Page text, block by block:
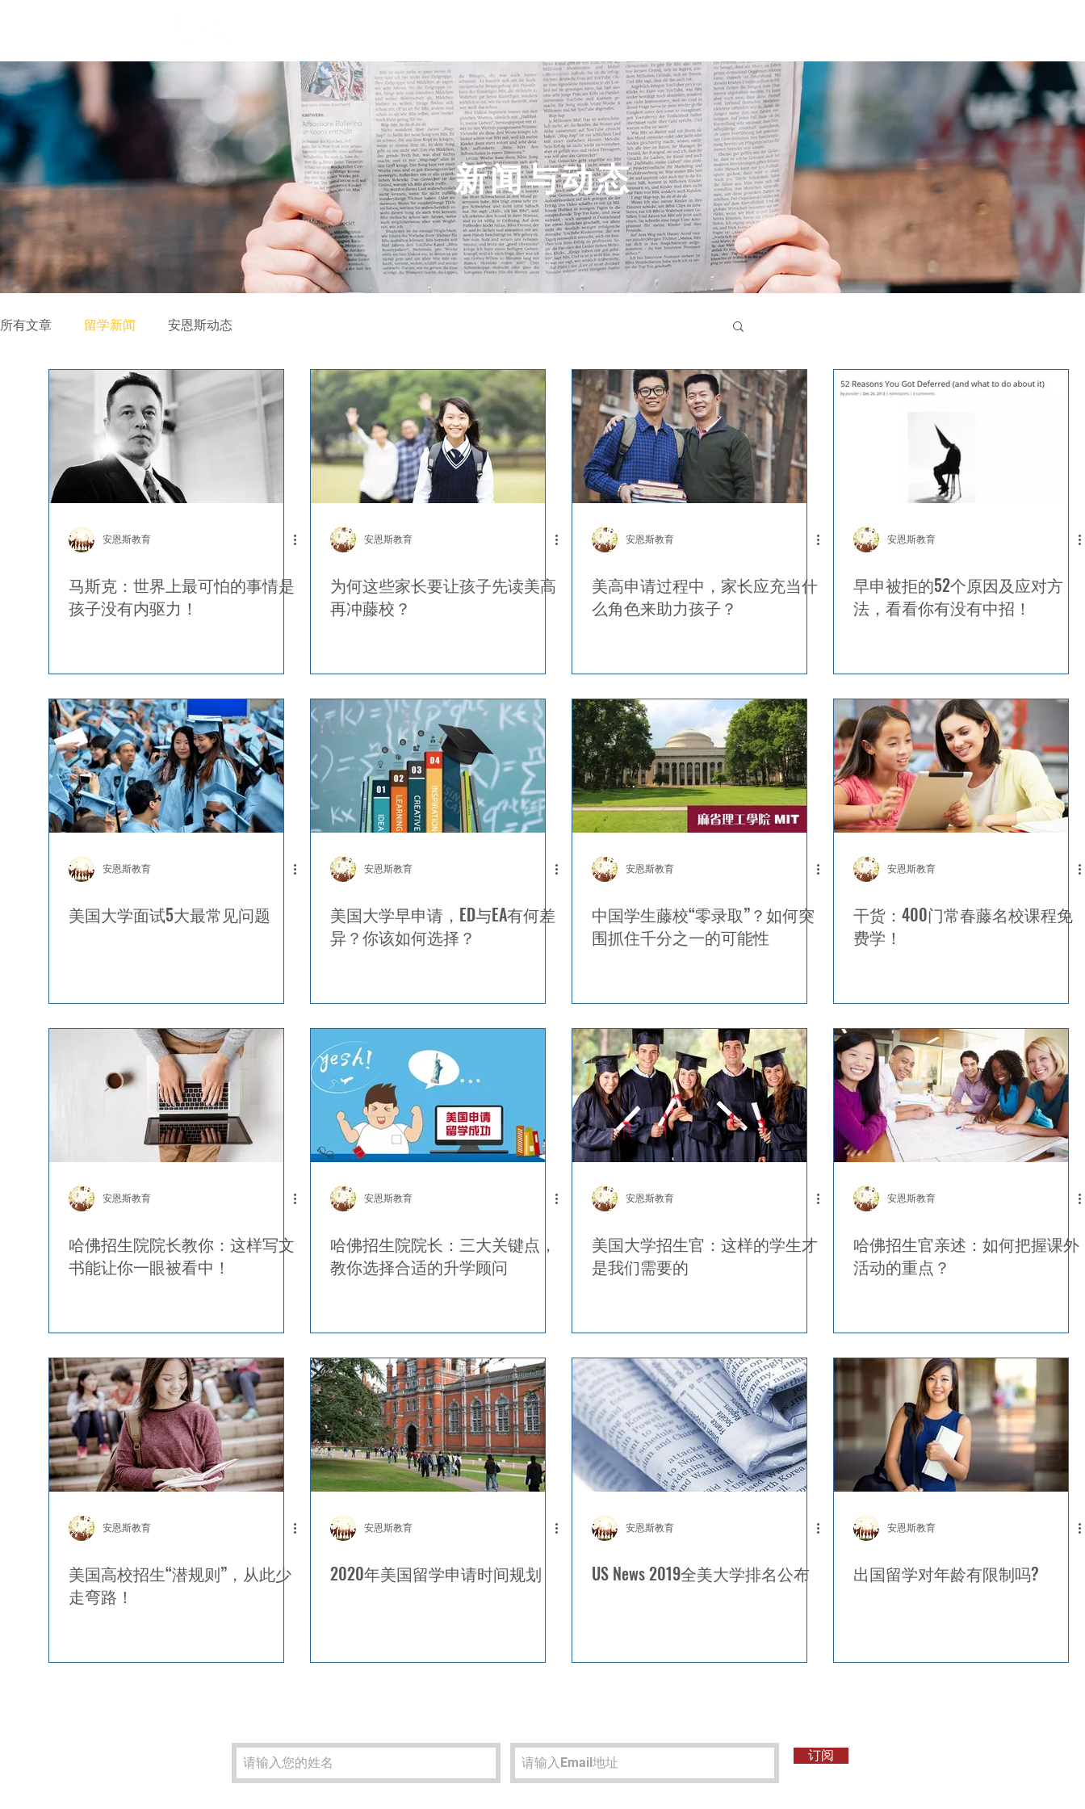
​新闻与动态
所有文章 留学新闻 安恩斯动态
安恩斯教育
马斯克：世界上最可怕的事情是
孩子没有内驱力！
安恩斯教育
为何这些家长要让孩子先读美高
再冲藤校？
安恩斯教育
美高申请过程中，家长应充当什
么角色来助力孩子？
安恩斯教育
早申被拒的52个原因及应对方
法，看看你有没有中招！
安恩斯教育
美国大学面试5大最常见问题
安恩斯教育
美国大学早申请，ED与EA有何差
异？你该如何选择？
安恩斯教育
中国学生藤校“零录取”？如何突
围抓住千分之一的可能性
安恩斯教育
干货：400门常春藤名校课程免
费学！
安恩斯教育
哈佛招生院院长教你：这样写文
书能让你一眼被看中！
安恩斯教育
哈佛招生院院长：三大关键点，
教你选择合适的升学顾问
安恩斯教育
美国大学招生官：这样的学生才
是我们需要的
安恩斯教育
哈佛招生官亲述：如何把握课外
活动的重点？
安恩斯教育
美国高校招生“潜规则”，从此少
走弯路！
安恩斯教育
2020年美国留学申请时间规划
安恩斯教育
US News 2019全美大学排名公布
安恩斯教育
出国留学对年龄有限制吗?
订阅